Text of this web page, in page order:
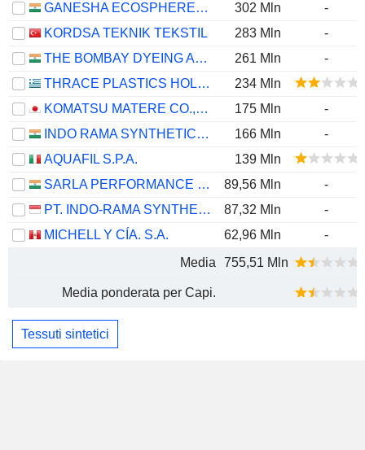
GANESHA ECOSPHERE LIMITED
302 Mln
-
KORDSA TEKNIK TEKSTIL
283 Mln
-
THE BOMBAY DYEING AND MANUFACTURING COMPANY LIMITED
261 Mln
-
THRACE PLASTICS HOLDING COMPANY S.A.
234 Mln
KOMATSU MATERE CO.,LTD.
175 Mln
-
INDO RAMA SYNTHETICS (INDIA) LIMITED
166 Mln
-
AQUAFIL S.P.A.
139 Mln
SARLA PERFORMANCE FIBERS LIMITED
89,56 Mln
-
PT. INDO-RAMA SYNTHETICS TBK
87,32 Mln
-
MICHELL Y CÍA. S.A.
62,96 Mln
-
Media
755,51 Mln
Media ponderata per Capi.
Tessuti sintetici